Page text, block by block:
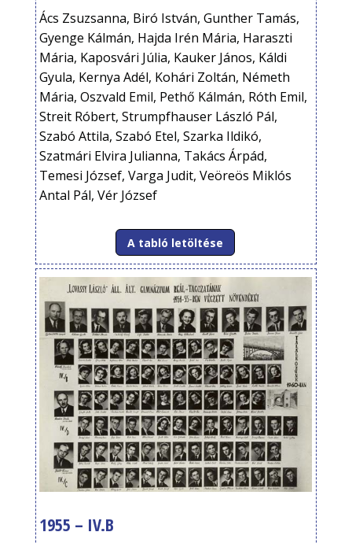
Ács Zsuzsanna, Biró István, Gunther Tamás,
Gyenge Kálmán, Hajda Irén Mária, Haraszti
Mária, Kaposvári Júlia, Kauker János, Káldi
Gyula, Kernya Adél, Kohári Zoltán, Németh
Mária, Oszvald Emil, Pethő Kálmán, Róth Emil,
Streit Róbert, Strumpfhauser László Pál,
Szabó Attila, Szabó Etel, Szarka Ildikó,
Szatmári Elvira Julianna, Takács Árpád,
Temesi József, Varga Judit, Veöreös Miklós
Antal Pál, Vér József
A tabló letöltése
1955 – IV.B